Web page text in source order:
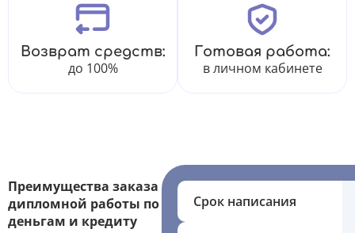
Возврат средств:
до 100%
Готовая работа:
в личном кабинете
Преимущества заказа
дипломной работы по
деньгам и кредиту
Срок написания